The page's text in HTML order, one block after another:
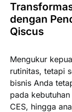
dengan
Qiscus
Mengukur
rutinitas, tetapi
bisnis Anda
pada
CES, hingga